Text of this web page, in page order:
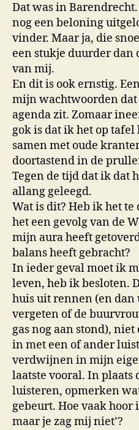
Dat was in
nog een beloning
vinder. Maar ja, die
een stukje duurder dan
van mij.
En dit is ook ernstig.
mijn wachtwoorden
agenda zit. Zomaar
gok is dat ik het op
samen met oude
doortastend in de
Tegen de tijd dat ik dat
allang geleegd.
Wat is dit? Heb ik het
het een gevolg van de
mijn aura heeft
balans heeft gebracht?
In ieder geval moet ik
leven, heb ik besloten.
huis uit rennen (en
vergeten of de
gas nog aan stond),
in met een of ander
verdwijnen in mijn
laatste vooral. In
luisteren, opmerken
gebeurt. Hoe vaak hoor
maar je zag mij niet’?